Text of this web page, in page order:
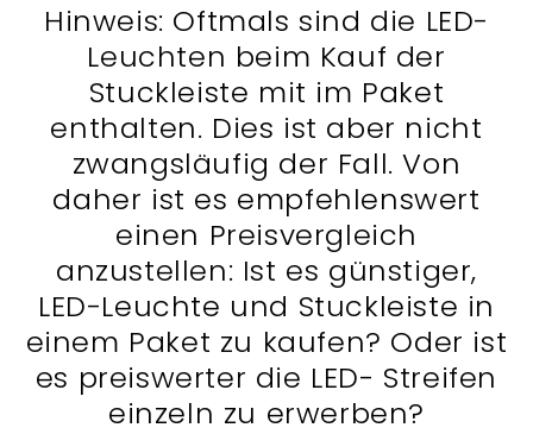
Hinweis: Oftmals sind die LED-
Leuchten beim Kauf der
Stuckleiste mit im Paket
enthalten. Dies ist aber nicht
zwangsläufig der Fall. Von
daher ist es empfehlenswert
einen Preisvergleich
anzustellen: Ist es günstiger,
LED-Leuchte und Stuckleiste in
einem Paket zu kaufen? Oder ist
es preiswerter die LED- Streifen
einzeln zu erwerben?